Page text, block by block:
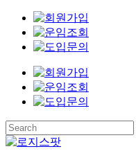
Skip
content
Close